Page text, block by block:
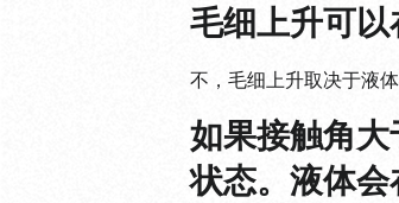
毛细上升可以
不，毛细上升取决于液
如果接触角
状态。液体